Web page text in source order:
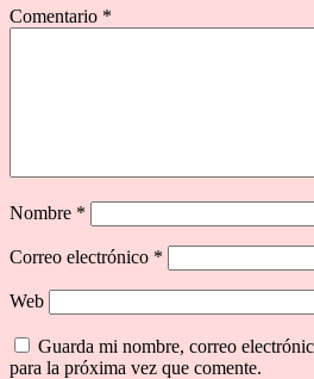
Comentario *
Nombre *
Correo electrónico *
Web
Guarda mi nombre, correo
para la próxima vez que comente.